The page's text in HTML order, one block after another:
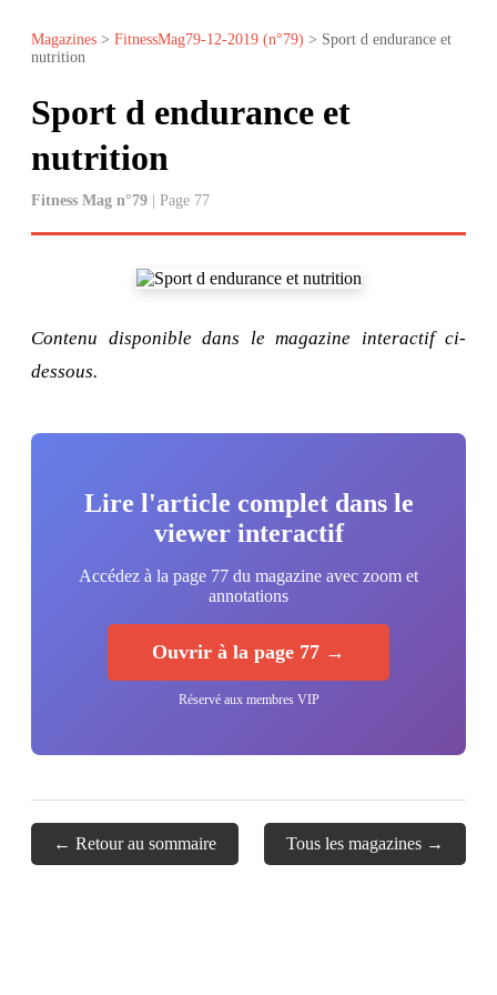
Magazines > FitnessMag79-12-2019 (n°79) > Sport d endurance et
nutrition
Sport d endurance et
nutrition
Fitness Mag n°79 | Page 77
Contenu disponible dans le magazine interactif ci-
dessous.
Lire l'article complet dans le
viewer interactif
Accédez à la page 77 du magazine avec zoom et
annotations
Ouvrir à la page 77 →
Réservé aux membres VIP
← Retour au sommaire Tous les magazines →